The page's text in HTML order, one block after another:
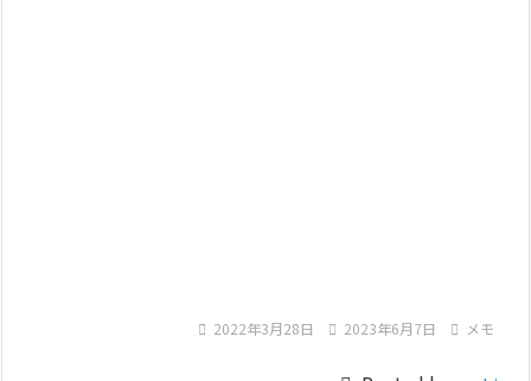
 2022年3月28日  2023年6月7日  メモ